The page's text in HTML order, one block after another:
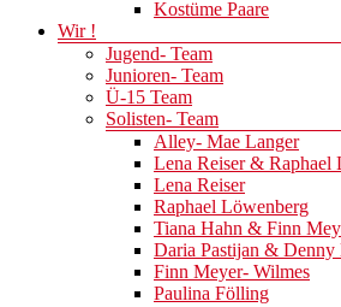
Kostüme Paare
Wir !
Jugend- Team
Junioren- Team
Ü-15 Team
Solisten- Team
Alley- Mae Langer
Lena Reiser & Raphael
Lena Reiser
Raphael Löwenberg
Tiana Hahn & Finn
Daria Pastijan & Denny
Finn Meyer- Wilmes
Paulina Fölling